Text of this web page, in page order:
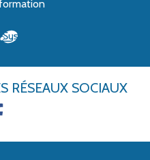
RÉSEAUX SOCIAUX